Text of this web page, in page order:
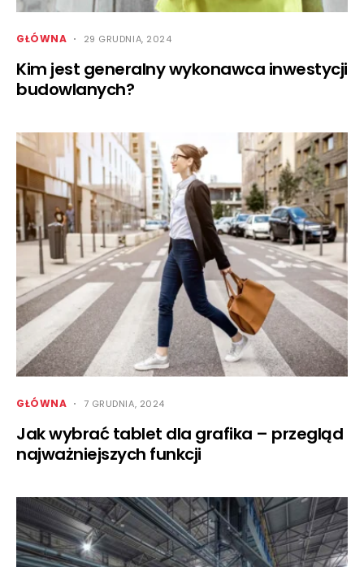
GŁÓWNA 29 GRUDNIA, 2024
Kim jest generalny wykonawca inwestycji
budowlanych?
GŁÓWNA 7 GRUDNIA, 2024
Jak wybrać tablet dla grafika – przegląd
najważniejszych funkcji